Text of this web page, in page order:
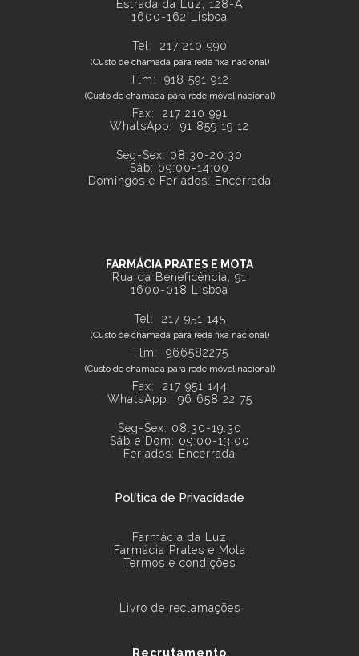
Estrada da Luz, 128-A
1600-162 Lisboa
Tel: 217 210 990
(Custo de chamada para rede fixa nacional)
Tlm: 918 591 912
(Custo de chamada para rede móvel nacional)
Fax: 217 210 991
WhatsApp: 91 859 19 12
Seg-Sex: 08:30-20:30
Sáb: 09:00-14:00
Domingos e Feriados: Encerrada
FARMÁCIA PRATES E MOTA
Rua da Beneficência, 91
1600-018 Lisboa
Tel: 217 951 145
(Custo de chamada para rede fixa nacional)
Tlm: 966582275
(Custo de chamada para rede móvel nacional)
Fax: 217 951 144
WhatsApp: 96 658 22 75
Seg-Sex: 08:30-19:30
Sáb e Dom: 09:00-13:00
Feriados: Encerrada
Política de Privacidade
Farmácia da Luz
Farmácia Prates e Mota
Termos e condições
Livro de reclamações
Recrutamento